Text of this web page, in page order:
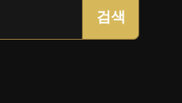
검색